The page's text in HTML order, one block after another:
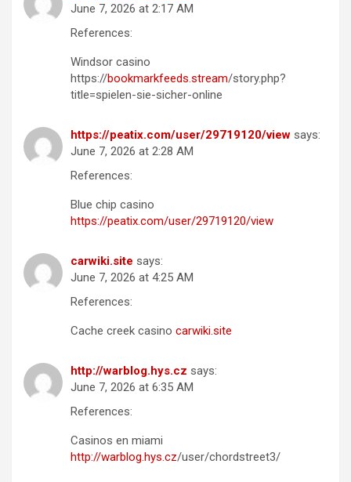
June 7, 2026 at 2:17 AM
References:
Windsor casino
https://bookmarkfeeds.stream/story.php?
title=spielen-sie-sicher-online
https://peatix.com/user/29719120/view says:
June 7, 2026 at 2:28 AM
References:
Blue chip casino
https://peatix.com/user/29719120/view
carwiki.site says:
June 7, 2026 at 4:25 AM
References:
Cache creek casino carwiki.site
http://warblog.hys.cz says:
June 7, 2026 at 6:35 AM
References:
Casinos en miami
http://warblog.hys.cz/user/chordstreet3/